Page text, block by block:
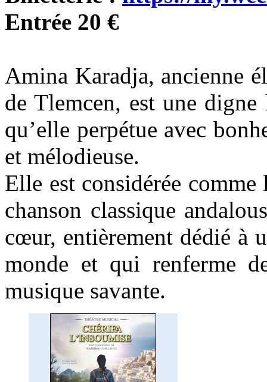
Entrée 20 €
Amina Karadja, ancienne
de Tlemcen, est une
qu’elle perpétue avec
et mélodieuse.
Elle est considérée
chanson classique
cœur, entièrement dédié à
monde et qui renferme
musique savante.